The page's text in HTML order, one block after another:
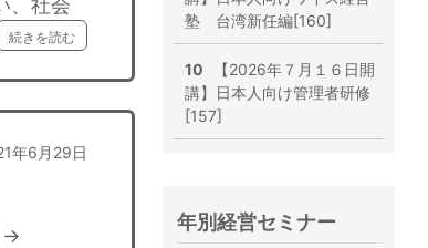
、社会
続きを読む
年6月29日
→
塾 台湾新任編[160]
10
【2026年７月１６日開
講】日本人向け管理者研修
[157]
年別経営セミナー